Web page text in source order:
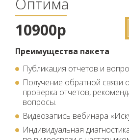
10900р
Преимущества пакета
Публикация отчетов и
Получение обратной связи
проверка отчетов,
вопросы.
Видеозапись вебинара
Индивидуальная